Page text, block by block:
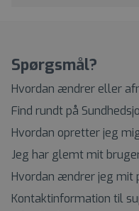
Spørgsmål?
Hvordan ændrer eller
Find rundt på
Hvordan opretter jeg
Jeg har glemt mit
Hvordan ændrer jeg mit
Kontaktinformation til